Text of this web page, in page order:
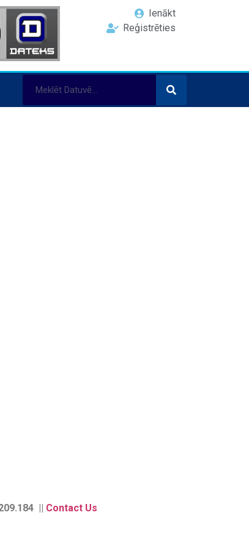
Ienākt
Reģistrēties
|| Contact Us